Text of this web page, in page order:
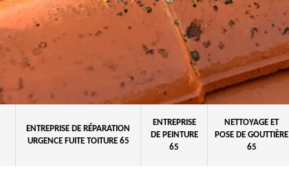
ENTREPRISE DE RÉPARATION
URGENCE FUITE TOITURE 65
ENTREPRISE
DE PEINTURE
65
NETTOYAGE ET
POSE DE GOUTTIÈRE
65